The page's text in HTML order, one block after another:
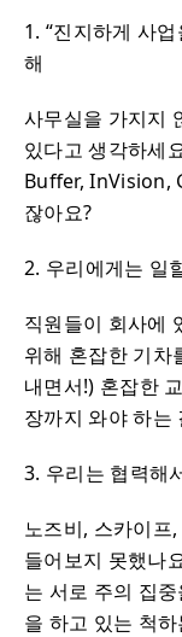
1. “진지하게 사
해
사무실을 가지지
있다고 생각하세
Buffer, InVision,
잖아요?
2. 우리에게는 일
직원들이 회사에
위해 혼잡한 기차
내면서!) 혼잡한
장까지 와야 하는
3. 우리는 협력해
노즈비, 스카이프
들어보지 못했나
는 서로 주의 집
을 하고 있는 척